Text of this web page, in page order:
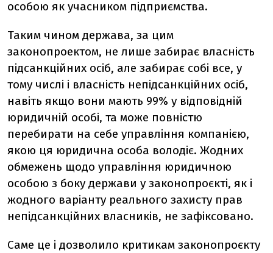
особою як учасником підприємства.
Таким чином держава, за цим
законопроектом, не лише забирає власність
підсанкційних осіб, але забирає собі все, у
тому числі і власність непідсанкційних осіб,
навіть якщо вони мають 99% у відповідній
юридичній особі, та може повністю
перебирати на себе управління компанією,
якою ця юридична особа володіє. Жодних
обмежень щодо управління юридичною
особою з боку держави у законопроєкті, як і
жодного варіанту реального захисту прав
непідсанкційних власників, не зафіксовано.
Саме це і дозволило критикам законопроєкту